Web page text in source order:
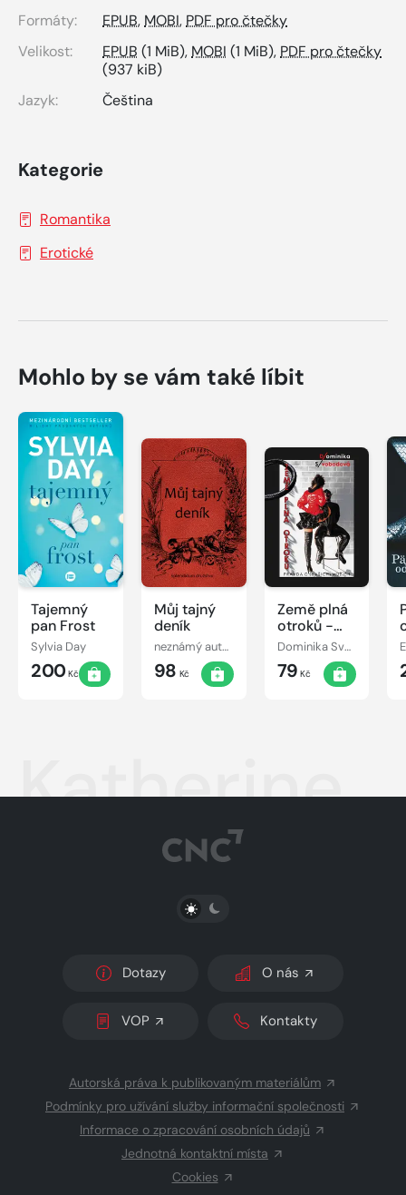
Formáty: EPUB, MOBI, PDF pro čtečky
Velikost:
EPUB (1 MiB), MOBI (1 MiB), PDF pro čtečky
(937 kiB)
Jazyk:
Čeština
Kategorie
Romantika
Erotické
Mohlo by se vám také líbit
Tajemný
pan Frost
Sylvia Day
200Kč
Můj tajný
deník
neznámý autor
98 Kč
Země plná
otroků -
Pravda o
(vašich)
mužích
Dominika Svobodová
79 Kč
Katherine
PŘEPNOUT SVĚTLÝ/TMAVÝ REŽIM
Dotazy O nás
VOP Kontakty
Autorská práva k publikovaným materiálům
Podmínky pro užívání služby informační společnosti
Informace o zpracování osobních údajů
Jednotná kontaktní místa
Cookies